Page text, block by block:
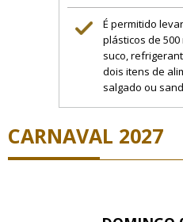
É permitido
plásticos de
suco,
dois itens de
salgado ou
CARNAVAL 2027